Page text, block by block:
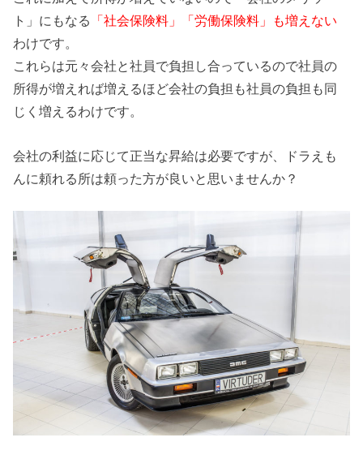
ト」にもなる
「社会保険料」「労働保険料」も増えない
わけです。
これらは元々会社と社員で負担し合っているので社員の
所得が増えれば増えるほど会社の負担も社員の負担も同
じく増えるわけです。
会社の利益に応じて正当な昇給は必要ですが、ドラえも
んに頼れる所は頼った方が良いと思いませんか？